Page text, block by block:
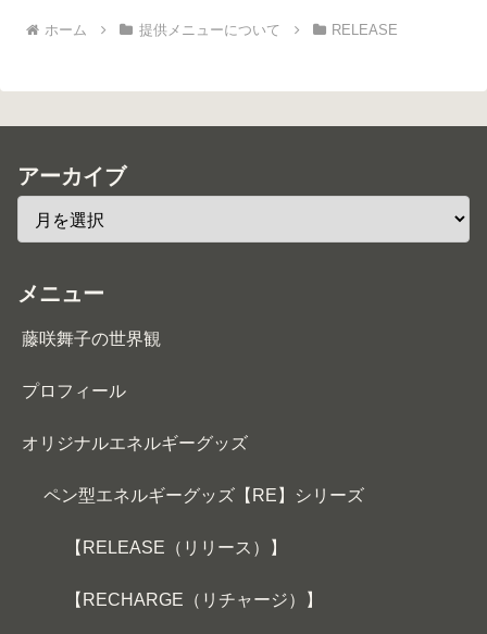
ホーム 提供メニューについて RELEASE
アーカイブ
メニュー
藤咲舞子の世界観
プロフィール
オリジナルエネルギーグッズ
ペン型エネルギーグッズ【RE】シリーズ
【RELEASE（リリース）】
【RECHARGE（リチャージ）】